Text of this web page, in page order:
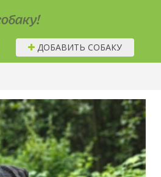
ДОБАВИТЬ СОБАКУ